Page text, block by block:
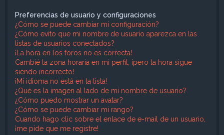
Preferencias de usuario y configuraciones
¿Cómo se puede cambiar mi configuración?
¿Cómo evito que mi nombre de usuario aparezca en las
listas de usuarios conectados?
¡La hora en los foros no es correcta!
Cambié la zona horaria en mi perfil, ¡pero la hora sigue
siendo incorrecto!
¡Mi idioma no está en la lista!
¿Qué es la imagen al lado de mi nombre de usuario?
¿Cómo puedo mostrar un avatar?
¿Cómo se puede cambiar mi rango?
Cuando hago clic sobre el enlace de e-mail de un usuario,
¡me pide que me registre!